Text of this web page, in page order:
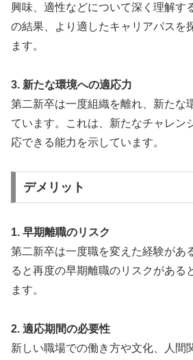
興味、適性などについて深く理解す
の結果、より適したキャリアパスを
ます。
3. 新たな環境への適応力
第二新卒は一度組織を離れ、新たな
ています。これは、新たなチャレン
応できる能力を示しています。
デメリット
1. 早期離職のリスク
第二新卒は一度職を変えた経験があ
ると再度の早期離職のリスクがある
ます。
2. 適応期間の必要性
新しい職場での働き方や文化、人間